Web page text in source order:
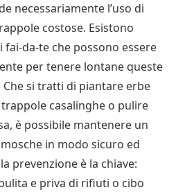
necessariamente l’uso di
costose. Esistono
da-te che possono essere
per tenere lontane queste
si tratti di piantare erbe
casalinghe o pulire
è possibile mantenere un
in modo sicuro ed
prevenzione è la chiave:
e priva di rifiuti o cibo